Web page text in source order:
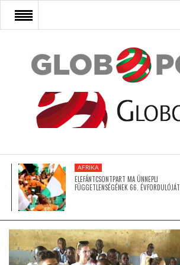
FŐOLDAL
AFRIKA
ÁZSIA
LATIN-AMERIKA
AFRIKA
ELEFÁNTCSONTPART MA ÜNNEPLI
FÜGGETLENSÉGÉNEK 66. ÉVFORDULÓJÁT